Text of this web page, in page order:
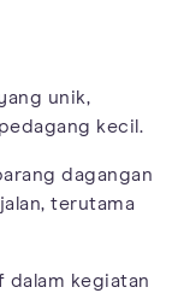
unik,
kecil.
dagangan
terutama
dalam kegiatan